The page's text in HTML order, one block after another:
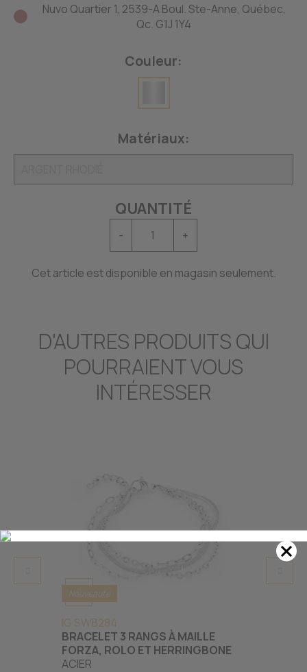
Nuvo Quartier 1, 2539-A Boul. Ste-Anne, Québec,
Qc. G1J 1Y4
Couleur:
Matériaux:
QUANTITÉ
- +
Cet article est disponible en magasin seulement.
D'AUTRES PRODUITS QUI
POURRAIENT VOUS
INTÉRESSER
Nouveauté
IG SWB284
BRACELET 3 RANGS À MAILLE
FORZA, ROLO ET HERRINGBONE
ACIER